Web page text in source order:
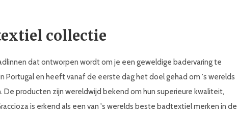
collectie
dat ontworpen wordt om je een geweldige badervaring te
Portugal en heeft vanaf de eerste dag het doel gehad om 's werelds
producten zijn wereldwijd bekend om hun superieure kwaliteit,
is erkend als een van 's werelds beste badtextiel merken in de